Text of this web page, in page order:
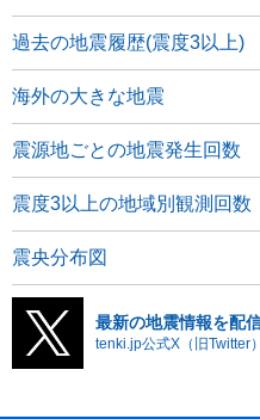
過去の地震履歴(震度3以上)
海外の大きな地震
震源地ごとの地震発生回数
震度3以上の地域別観測回数
震央分布図
最新の地震情報を配
tenki.jp公式X（旧Twitter